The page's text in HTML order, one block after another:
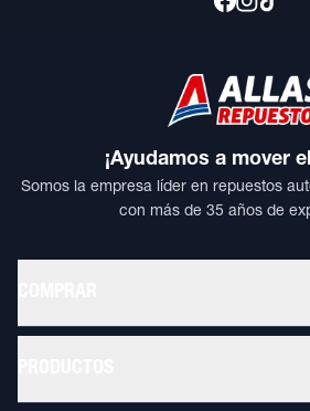
¡Ayudamos a mover
Somos la empresa líder en repuestos
con más de 35 años de